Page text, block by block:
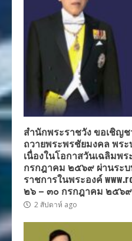
สำนักพระราชวัง ขอเชิญ
ถวายพระพรชัยมงคล พระ
เนื่องในโอกาสวันเฉลิมพ
กรกฎาคม ๒๕๖๙ ผ่านระ
ราชการในพระองค์
๒๖ – ๓๐ กรกฎาคม ๒๕๖๙
2 สัปดาห์ ago